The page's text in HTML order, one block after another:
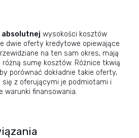
absolutnej wysokości kosztów
dwie oferty kredytowe opiewające
na ten sam okres, mają
różną sumę kosztów. Różnice tkwią
porównać dokładnie takie oferty,
z oferującymi je podmiotami i
warunki finansowania.